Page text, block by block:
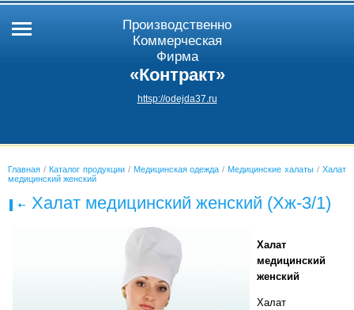
Производственно
Коммерческая
Фирма
«Контракт»
httsp://odejda37.ru
Главная / Каталог продукции/ Медицинская одежда / Медицинские халаты /Халат
медицинский женский
Халат медицинский женский (Хж-3/1)
Халат
медицинский
женский
Халат